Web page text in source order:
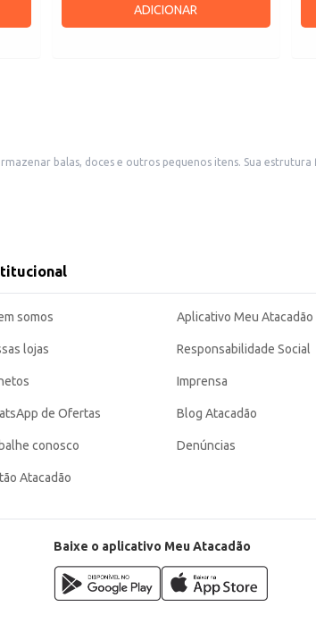
ADICIONAR
garante estabilidade e segurança, ideal para uso em diversos ambientes. A
de pequenos itens, contribuindo para a praticidade
somos
lojas
de Ofertas
conosco
Atacadão
Aplicativo Meu Atacadão
Responsabilidade Social
Imprensa
Blog Atacadão
Denúncias
Baixe o aplicativo Meu Atacadão